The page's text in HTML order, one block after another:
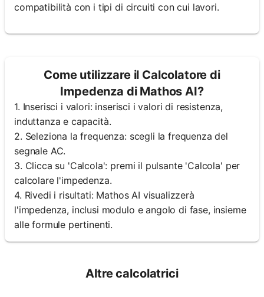
compatibilità con i tipi di circuiti con cui lavori.
Come utilizzare il Calcolatore di
Impedenza di Mathos AI?
1. Inserisci i valori: inserisci i valori di resistenza,
induttanza e capacità.
2. Seleziona la frequenza: scegli la frequenza del
segnale AC.
3. Clicca su 'Calcola': premi il pulsante 'Calcola' per
calcolare l'impedenza.
4. Rivedi i risultati: Mathos AI visualizzerà
l'impedenza, inclusi modulo e angolo di fase, insieme
alle formule pertinenti.
Altre calcolatrici